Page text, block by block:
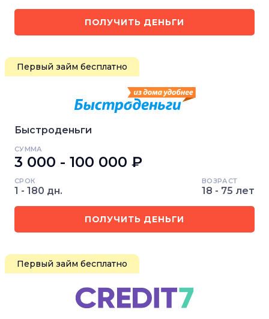
ПОЛУЧИТЬ ДЕНЬГИ
Первый займ бесплатно
Быстроденьги
СУММА
3 000 - 100 000 ₽
СРОК
1 - 180 дн.
ВОЗРАСТ
18 - 75 лет
ПОЛУЧИТЬ ДЕНЬГИ
Первый займ бесплатно